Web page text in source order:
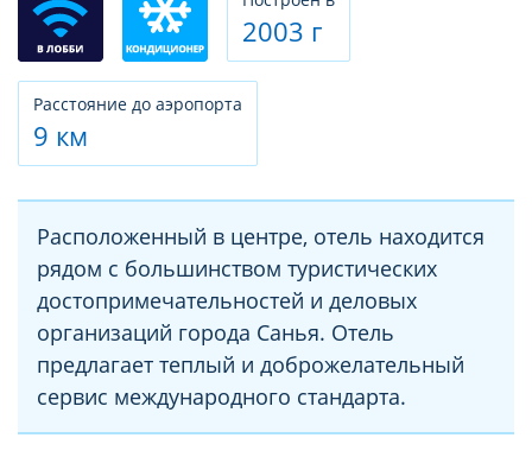
2003 г
Расстояние до аэропорта
9 км
Расположенный в центре, отель находится
рядом с большинством туристических
достопримечательностей и деловых
организаций города Санья. Отель
предлагает теплый и доброжелательный
сервис международного стандарта.